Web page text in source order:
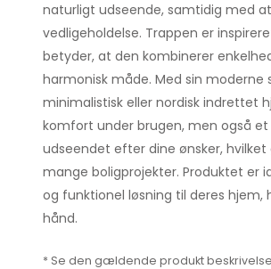
naturligt udseende, samtidig med
vedligeholdelse. Trappen er
betyder, at den kombinerer
harmonisk måde. Med sin moderne
minimalistisk eller nordisk indrettet
komfort under brugen, men også
udseendet efter dine ønsker,
mange boligprojekter. Produktet er
og funktionel løsning til deres hjem,
hånd.
* Se den gældende produkt